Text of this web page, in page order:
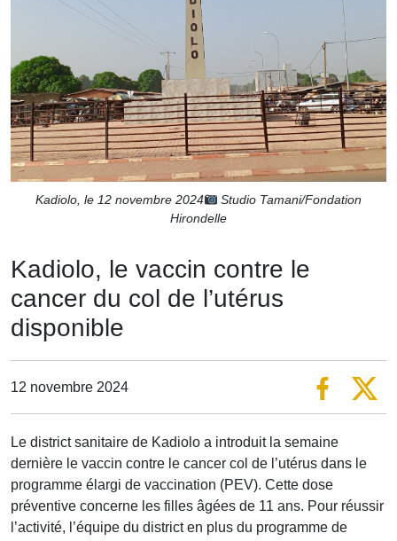
Kadiolo, le 12 novembre 2024
Studio Tamani/Fondation
Hirondelle
Kadiolo, le vaccin contre le
cancer du col de l’utérus
disponible
12 novembre 2024
Le district sanitaire de Kadiolo a introduit la semaine
dernière le vaccin contre le cancer col de l’utérus dans le
programme élargi de vaccination (PEV). Cette dose
préventive concerne les filles âgées de 11 ans. Pour réussir
l’activité, l’équipe du district en plus du programme de